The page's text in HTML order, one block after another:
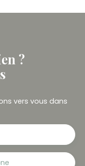
?
vers vous dans